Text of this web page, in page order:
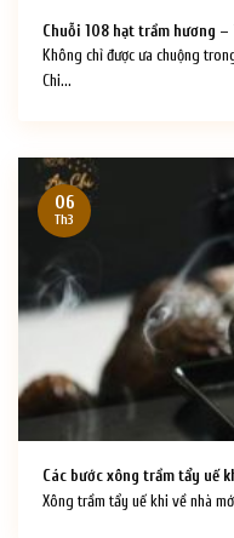
Chuỗi 108 hạt trầm hương –
Không chỉ được ưa chuộng
Chi...
Các bước xông trầm tẩy uế
Xông trầm tẩy uế khi về nhà
06
Th3